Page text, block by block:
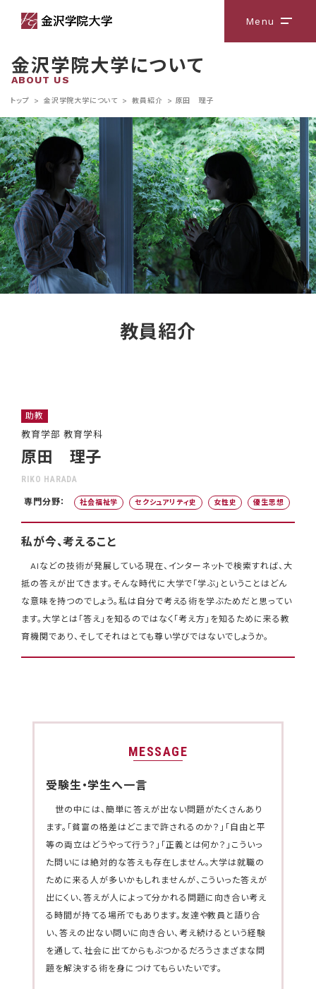
Menu メニ
金沢学院大学について
ABOUT US
トップ > 金沢学院大学について > 教員紹介 > 原田 理子
教員紹介
助教
教育学部 教育学科
原田 理子
RIKO HARADA
専門分野： 社会福祉学 セクシュアリティ史 女性史 優生思想
私が今、考えること
AIなどの技術が発展している現在、インターネットで検索すれば、大
抵の答えが出てきます。そんな時代に大学で「学ぶ」ということはどん
な意味を持つのでしょう。私は自分で考える術を学ぶためだと思ってい
ます。大学とは「答え」を知るのではなく「考え方」を知るために来る教
育機関であり、そしてそれはとても尊い学びではないでしょうか。
MESSAGE
受験生・学生へ一言
世の中には、簡単に答えが出ない問題がたくさんあり
ます。「貧富の格差はどこまで許されるのか？」「自由と平
等の両立はどうやって行う？」「正義とは何か？」こういっ
た問いには絶対的な答えも存在しません。大学は就職の
ために来る人が多いかもしれませんが、こういった答えが
出にくい、答えが人によって分かれる問題に向き合い考え
る時間が持てる場所でもあります。友達や教員と語り合
い、答えの出ない問いに向き合い、考え続けるという経験
を通して、社会に出てからもぶつかるだろうさまざまな問
題を解決する術を身につけてもらいたいです。